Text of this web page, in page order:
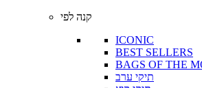
קנה לפי
ICONIC
BEST SELLERS
BAGS OF THE
תיקי ערב